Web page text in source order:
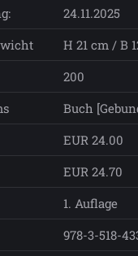
24.11.2025
H 21 cm / B
200
Buch
EUR 24.00
EUR 24.70
1. Auflage
978-3-518-